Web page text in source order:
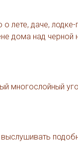
лете, даче,
дома над